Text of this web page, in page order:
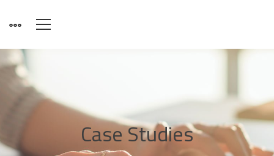
Case Studies